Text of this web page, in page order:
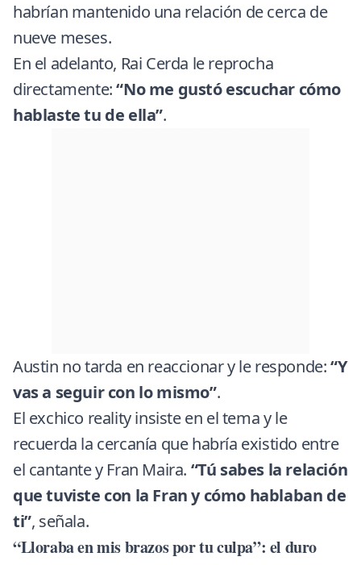
habrían mantenido una relación de cerca de
nueve meses.
En el adelanto, Rai Cerda le reprocha
directamente:“No me gustó escuchar cómo
hablaste tu de ella”.
Austin no tarda en reaccionar y le responde:“Y
vas a seguir con lo mismo”.
El exchico reality insiste en el tema y le
recuerda la cercanía que habría existido entre
el cantante y Fran Maira. “Tú sabes la relación
que tuviste con la Fran y cómo hablaban de
ti”, señala.
“Lloraba en mis brazos por tu culpa”: el duro